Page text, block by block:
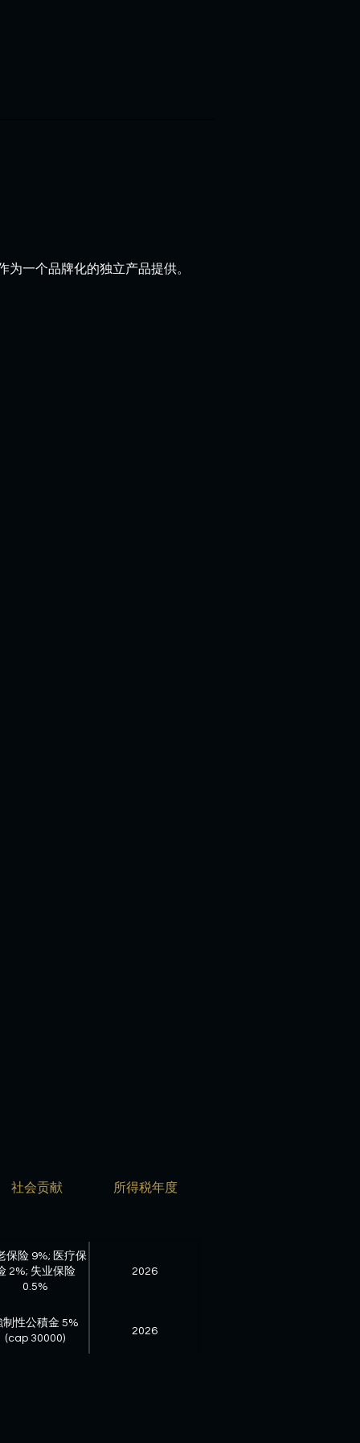
一个品牌化的独立产品提供。
社会贡献 所得税年度
保险 9%; 医疗保
2%; 失业保险
0.5%
2026
制性公積金 5%
(cap 30000)
2026